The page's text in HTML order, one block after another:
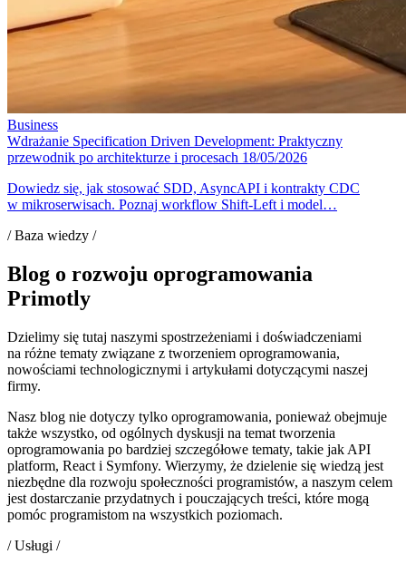
Business
Wdrażanie Specification Driven Development: Praktyczny
przewodnik po architekturze i procesach 18/05/2026
Dowiedz się, jak stosować SDD, AsyncAPI i kontrakty CDC
w mikroserwisach. Poznaj workflow Shift-Left i model…
/ Baza wiedzy /
Blog o rozwoju oprogramowania
Primotly
Dzielimy się tutaj naszymi spostrzeżeniami i doświadczeniami
na różne tematy związane z tworzeniem oprogramowania,
nowościami technologicznymi i artykułami dotyczącymi naszej
firmy.
Nasz blog nie dotyczy tylko oprogramowania, ponieważ obejmuje
także wszystko, od ogólnych dyskusji na temat tworzenia
oprogramowania po bardziej szczegółowe tematy, takie jak API
platform, React i Symfony. Wierzymy, że dzielenie się wiedzą jest
niezbędne dla rozwoju społeczności programistów, a naszym celem
jest dostarczanie przydatnych i pouczających treści, które mogą
pomóc programistom na wszystkich poziomach.
/ Usługi /